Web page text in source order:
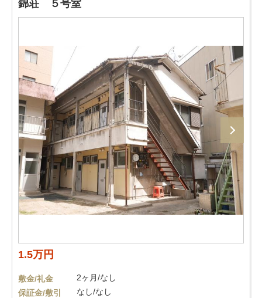
錦荘 ５号室
1.5万円
敷金/礼金
2ヶ月/なし
保証金/敷引
なし/なし